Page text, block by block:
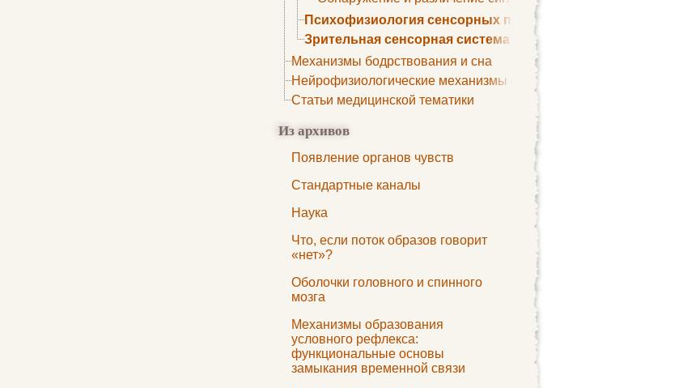
Психофизиология сенсорных процессов
Зрительная сенсорная система
Механизмы бодрствования и сна
Нейрофизиологические механизмы сна
Статьи медицинской тематики
Из архивов
Появление органов чувств
Стандартные каналы
Наука
Что, если поток образов говорит
«нет»?
Оболочки головного и спинного
мозга
Механизмы образования
условного рефлекса:
функциональные основы
замыкания временной связи